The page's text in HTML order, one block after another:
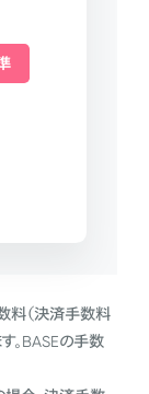
料（決済手数料
。BASEの手数